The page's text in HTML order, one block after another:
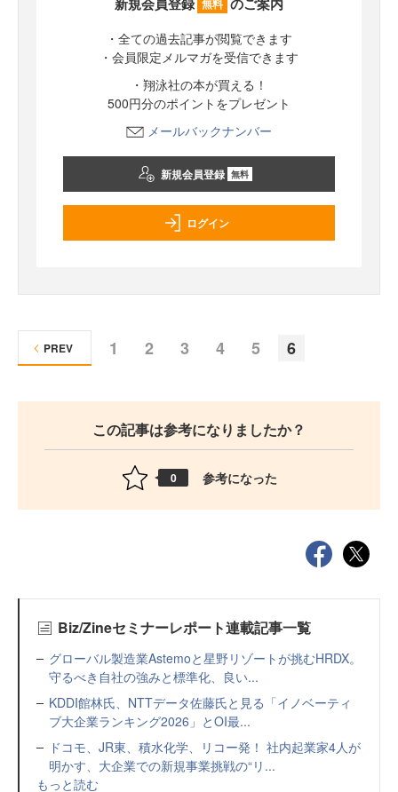
無料
・全ての過去記事が閲覧できます
・会員限定メルマガを受信できます
・翔泳社の本が買える！
500円分のポイントをプレゼント
メールバックナンバー
新規会員登録 無料
ログイン
1 2 3 4 5 6
PREV
この記事は参考になりましたか？
0 参考になった
Biz/Zineセミナーレポート連載記事一覧
グローバル製造業Astemoと星野リゾートが挑むHRDX。
守るべき自社の強みと標準化、良い...
KDDI館林氏、NTTデータ佐藤氏と見る「イノベーティ
ブ大企業ランキング2026」とOI最...
ドコモ、JR東、積水化学、リコー発！ 社内起業家4人が
明かす、大企業での新規事業挑戦の“リ...
もっと読む